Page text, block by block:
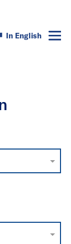
In English